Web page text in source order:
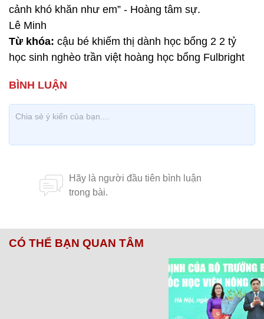
cảnh khó khăn như em” - Hoàng tâm sự.
Lê Minh
Từ khóa: cậu bé khiếm thị dành học bổng 2 2 tỷ
học sinh nghèo trần việt hoàng học bổng Fulbright
CÓ THỂ BẠN QUAN TÂM